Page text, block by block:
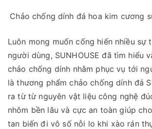
Chảo chống dính đá hoa kim cương
Luôn mong muốn cống hiến nhiều sự
người dùng, SUNHOUSE đã tìm hiểu
chảo chống dính nhằm phục vụ tới
là thương phẩm chảo chống dính đá
ra từ từ nguyên vật liệu công nghệ
nhôm bền lâu và cực an toàn giúp
tan biến đi vô số nỗi lo khi xào rán